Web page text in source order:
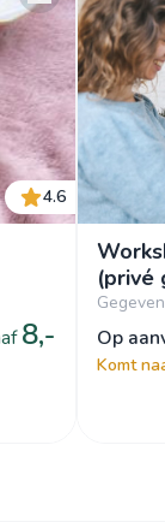
4.6
8,-
(privé
op
Komt